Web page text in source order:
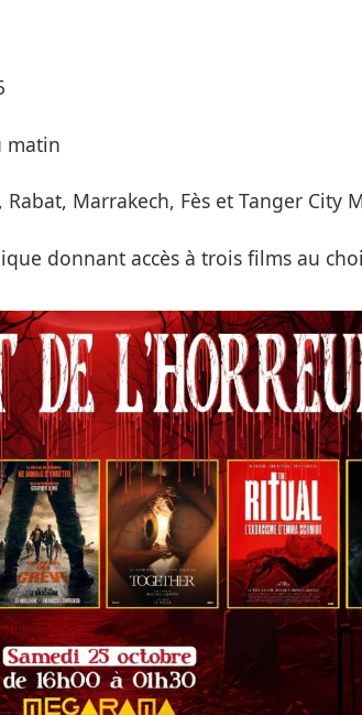
matin
Marrakech, Fès et Tanger City
donnant accès à trois films au